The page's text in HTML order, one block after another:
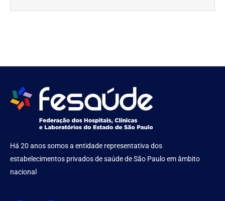
Há 20 anos somos a entidade representativa dos
estabelecimentos privados de saúde de São Paulo em âmbito
nacional
I
I